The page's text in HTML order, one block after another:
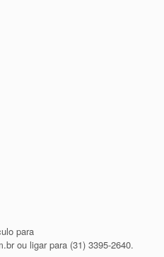
para
ou ligar para (31) 3395-2640.